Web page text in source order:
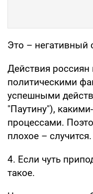
Это – негативный
Действия
политическими
успешными
"Паутину"),
процессами.
плохое –
4. Если чуть
такое.